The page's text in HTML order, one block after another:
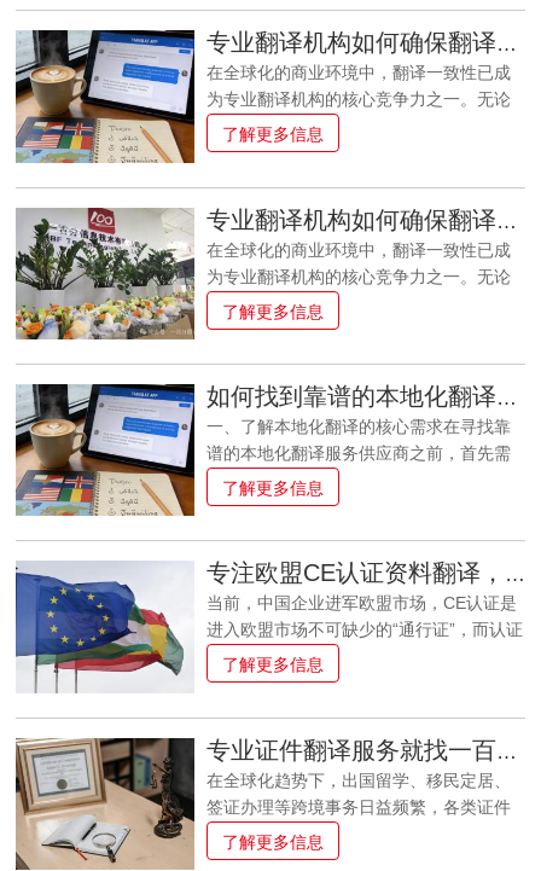
（以分钟或小时为单位），而非视频文件
的大小或拍摄时长。不同类型的视频翻译
服务，时长计费的单价存在差异。纯字幕
翻译的基础单价相对较低，例如普通会议
视频的字幕翻译，单价可能在每分钟 80-
对翻译质量、效率、成本效益和专业性的
日益重视。本文将深入探讨企业选择专业
翻译机构的多重原因，分析这一选择为企
业带来的实际价值。专业翻译机构的核心
优势 语言精准性与文化适应性专业翻译机
语言转换服务。与普通翻译人员相比，专
业机构拥有经过严格筛选和培训的多语种
翻译团队，他们不仅精通源语言和目标语
言，更深刻理解两种文化背景下的表达习
惯和商业惯例。这种双重能力确保了翻译
成果不仅字面准确，
专业翻译机构如何确保翻译一致性
在全球化的商业环境中，翻译一致性已成
为专业翻译机构的核心竞争力之一。无论
是法律合同、技术文档、市场营销材料还
是文学作品，保持术语、风格和语气的一
文将深入探讨专业翻译机构为确保翻译一
致性所采取的系统性方法。术语管理 术语
库的建立与维护专业翻译机构首先会建立
完善的术语库系统。术语库不仅包含专业
领域的核心词汇，还记录每个术语在不同
域，"catheter"可能根据具体产品类型有"导
管"、"插管"或"导尿管"等不同译法，术语库
会明确规定每种情况下的正确选择。 术语
提取与验证流程在项目启动阶段，翻译团
队会进行术语提取工作，
了解更多信息
专业翻译机构如何确保翻译一致性
在全球化的商业环境中，翻译一致性已成
为专业翻译机构的核心竞争力之一。无论
是法律合同、技术文档、市场营销材料还
是文学作品，保持术语、风格和语气的一
文将深入探讨专业翻译机构为确保翻译一
致性所采取的系统性方法。术语管理 术语
库的建立与维护专业翻译机构首先会建立
完善的术语库系统。术语库不仅包含专业
领域的核心词汇，还记录每个术语在不同
域，"catheter"可能根据具体产品类型有"导
管"、"插管"或"导尿管"等不同译法，术语库
会明确规定每种情况下的正确选择。 术语
提取与验证流程在项目启动阶段，翻译团
队会进行术语提取工作，
了解更多信息
如何找到靠谱的本地化翻译服务供应商？
一、了解本地化翻译的核心需求在寻找靠
谱的本地化翻译服务供应商之前，首先需
要明确什么是"本地化翻译"。本地化
(Localization)不同于简单的语言翻译，它
语言、文化、法律和习惯，使其看起来像
是专门为该地区设计的。这种服务通常包
括：1. 语言翻译：将内容从源语言转换为
目标语言2. 文化适应：调整内容以符合当
地文化习俗和敏感点3. 格式调整：包括日
律法规合规：确保内容符合当地法律要求5.
用户体验优化：根据当地用户习惯调整界
面和交互设计明确这些需求后，才能更有
针对性地寻找合适的服务供应商。二、评
估供应商的专业资质 1
了解更多信息
专注欧盟CE认证资料翻译，一百分翻译助力企业合规出海
当前，中国企业进军欧盟市场，CE认证是
进入欧盟市场不可缺少的“通行证”，而认证
资料的精准翻译则是打通这一关键环节的
核心支撑。长期以来，包括欧盟CE认证在
定，虽非中国牵头，却成为中国企业出海
必须跨过的一道门槛。在此背景下，一百
分翻译的使命清晰而坚定：全力为中国企
业提供专业标准资料翻译支持服务，助力
企业实现欧盟市场合规准入。同时，我们
了解更多信息
专业证件翻译服务就找一百分翻译
在全球化趋势下，出国留学、移民定居、
签证办理等跨境事务日益频繁，各类证件
材料的专业翻译是顺利处理和完成这些事
务的关键环节。一百分翻译深耕证件翻译
了解更多信息